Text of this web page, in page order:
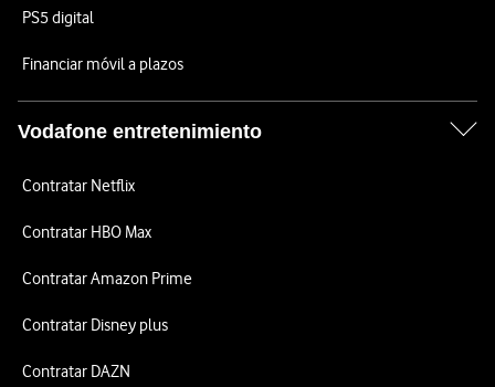
PS5 digital
Financiar móvil a plazos
Vodafone entretenimiento
Contratar Netflix
Contratar HBO Max
Contratar Amazon Prime
Contratar Disney plus
Contratar DAZN